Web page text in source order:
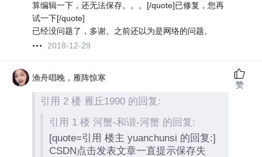
算编辑一下，还无法保存。。。[/quote]已修复，您再
试一下[/quote]
已经没问题了，多谢。之前还以为是网络的问题。
2018-12-29
渔舟唱晚，雁阵惊寒
引用 2 楼 雁丘1990 的回复:
引用 1 楼 河蟹-和谐-河蟹 的回复:
[quote=引用 楼主 yuanchunsi 的回复:]
CSDN点击发表文章一直提示保存失
赞